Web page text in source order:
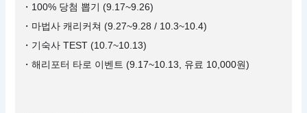
・100% 당첨 뽑기 (9.17~9.26)
・마법사 캐리커쳐 (9.27~9.28 / 10.3~10.4)
・기숙사 TEST (10.7~10.13)
・해리포터 타로 이벤트 (9.17~10.13, 유료 10,000원)